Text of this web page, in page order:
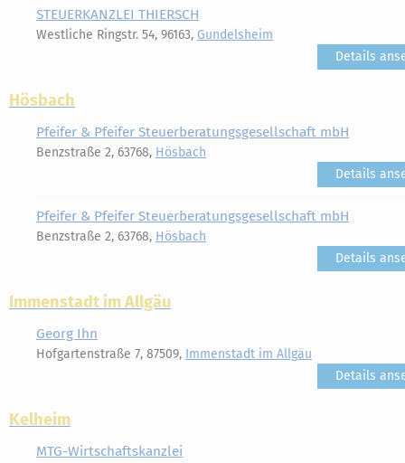
STEUERKANZLEI THIERSCH
Westliche Ringstr. 54, 96163, Gundelsheim
Details
Hösbach
Pfeifer & Pfeifer Steuerberatungsgesellschaft mbH
Benzstraße 2, 63768, Hösbach
Details
Pfeifer & Pfeifer Steuerberatungsgesellschaft mbH
Benzstraße 2, 63768, Hösbach
Details
Immenstadt im Allgäu
Georg Ihn
Hofgartenstraße 7, 87509, Immenstadt im Allgäu
Details
Kelheim
MTG-Wirtschaftskanzlei